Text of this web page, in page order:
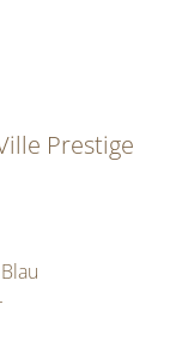
Prestige